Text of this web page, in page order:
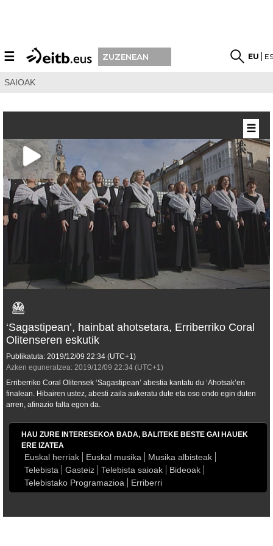
☰ ZUZENEAN EU
SAIOAK
‘Sagastipean’, hainbat ahotsetara, Erriberriko Coral
Olitenseren eskutik
Publikatuta: 2019/12/09 22:34 (UTC+1)
Azken eguneratzea: 2019/12/09 22:34 (UTC+1)
Erriberriko Coral Olitensek ‘Sagastipean’ abestia kantatu du ‘Ahotsak’en
finalean. Hibairen ustez, abesti zaila aukeratu dute eta oso ondo egin duten
arren, afinazio falta egon da.
HAU ZURE INTERESEKOA BADA, BALITEKE BESTE GAI HAUEK
ERE IZATEA
Euskal herriak Euskal musika
Musika albisteak
Telebista
Gasteiz Telebista saioak
Bideoak
Telebistako Programazioa
Erriberri
☰